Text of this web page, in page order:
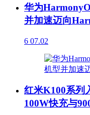
华为
并加速迈向
6 07.02
红米K100系列
100W快充与